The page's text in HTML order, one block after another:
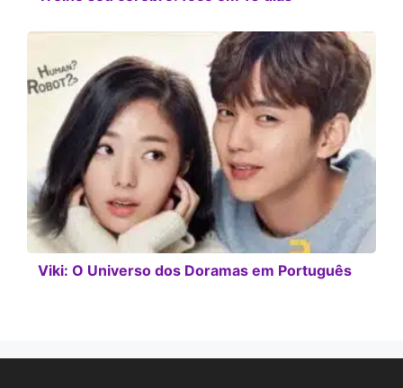
Viki: O Universo dos Doramas em Português